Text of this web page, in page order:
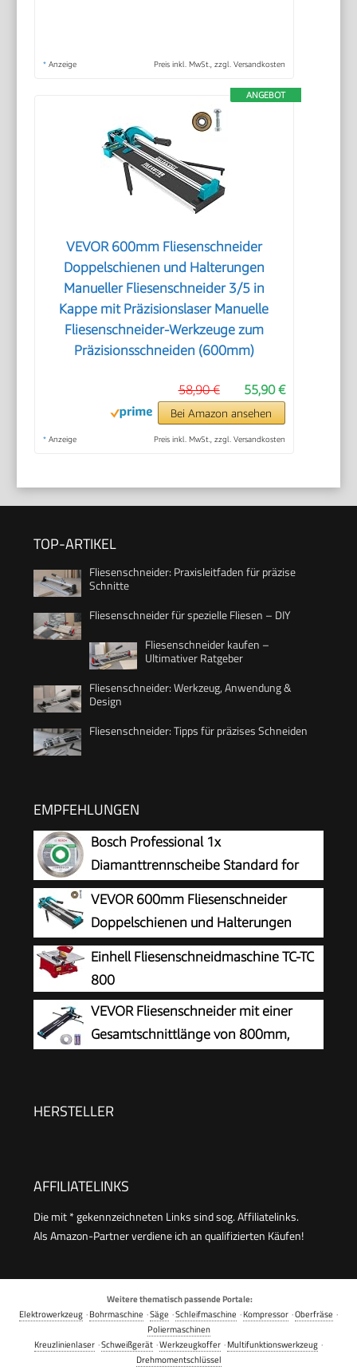
* Anzeige Preis inkl. MwSt., zzgl. Versandkosten
ANGEBOT
VEVOR 600mm Fliesenschneider
Doppelschienen und Halterungen
Manueller Fliesenschneider 3/5 in
Kappe mit Präzisionslaser Manuelle
Fliesenschneider-Werkzeuge zum
Präzisionsschneiden (600mm)
55,90 €
58,90 €
Bei Amazon ansehen
* Anzeige Preis inkl. MwSt., zzgl. Versandkosten
TOP-ARTIKEL
Fliesenschneider: Praxisleitfaden für präzise
Schnitte
Fliesenschneider für spezielle Fliesen – DIY
Fliesenschneider kaufen –
Ultimativer Ratgeber
Fliesenschneider: Werkzeug, Anwendung &
Design
Fliesenschneider: Tipps für präzises Schneiden
EMPFEHLUNGEN
Bosch Professional 1x
Diamanttrennscheibe Standard for
Ceramic (für Stein, Keramik, Fliesen,
Marmor, Ø 125 x 22,23 x 1,6 x 7 mm, Zubehör
für Winkelschleifer)
VEVOR 600mm Fliesenschneider
Doppelschienen und Halterungen
Manueller Fliesenschneider 3/5 in
Kappe mit Präzisionslaser Manuelle
Fliesenschneider-Werkzeuge zum
Präzisionsschneiden (600mm)
Einhell Fliesenschneidmaschine TC-TC
800
VEVOR Fliesenschneider mit einer
Gesamtschnittlänge von 800mm,
inkl. Extra Schneidrad Fliesenverlegungs-&
HERSTELLER
AFFILIATELINKS
Die mit * gekennzeichneten Links sind sog. Affiliatelinks.
Als Amazon-Partner verdiene ich an qualifizierten Käufen!
Weitere thematisch passende Portale:
Elektrowerkzeug ·Bohrmaschine ·Säge ·Schleifmaschine ·Kompressor ·Oberfräse ·
Poliermaschinen
Kreuzlinienlaser ·Schweißgerät ·Werkzeugkoffer ·Multifunktionswerkzeug ·
Drehmomentschlüssel